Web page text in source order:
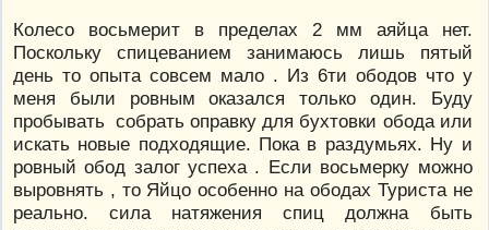
Колесо восьмерит в пределах 2 мм аяйца нет.
Поскольку спицеванием занимаюсь лишь пятый
день то опыта совсем мало . Из 6ти ободов что у
меня были ровным оказался только один. Буду
пробывать собрать оправку для бухтовки обода или
искать новые подходящие. Пока в раздумьях. Ну и
ровный обод залог успеха . Если восьмерку можно
выровнять , то Яйцо особенно на ободах Туриста не
реально. сила натяжения спиц должна быть